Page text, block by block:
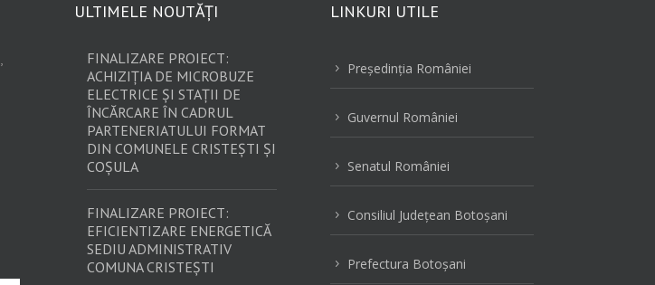
ULTIMELE NOUTĂȚI
FINALIZARE PROIECT:
ACHIZIȚIA DE MICROBUZE
ELECTRICE ȘI STAȚII DE
ÎNCĂRCARE ÎN CADRUL
PARTENERIATULUI FORMAT
DIN COMUNELE CRISTEȘTI ȘI
COȘULA
FINALIZARE PROIECT:
EFICIENTIZARE ENERGETICĂ
SEDIU ADMINISTRATIV
COMUNA CRISTEȘTI
LINKURI UTILE
5 Preşedinţia României
5 Guvernul României
5 Senatul României
5 Consiliul Judeţean Botoşani
5 Prefectura Botoşani